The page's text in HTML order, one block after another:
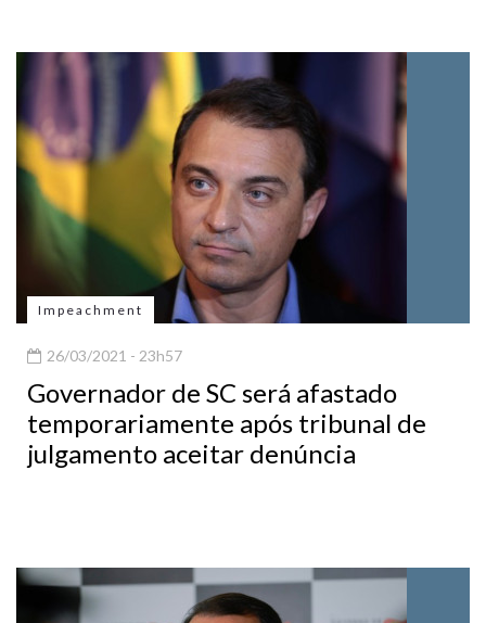
Impeachment
26/03/2021 - 23h57
Governador de SC será afastado
temporariamente após tribunal de
julgamento aceitar denúncia